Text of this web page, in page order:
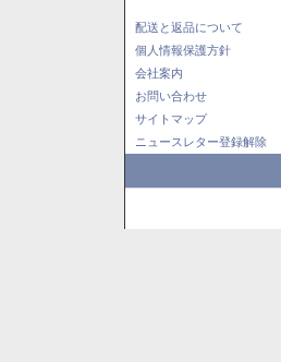
配送と返品について
個人情報保護方針
会社案内
お問い合わせ
サイトマップ
ニュースレター登録解除